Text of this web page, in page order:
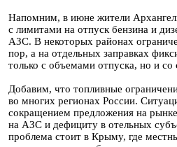
Напомним, в июне жители
с лимитами на отпуск бензина и
АЗС. В некоторых районах
пор, а на отдельных заправках
только с объемами отпуска, но и
Добавим, что топливные
во многих регионах России.
сокращением предложения на
на АЗС и дефициту в отельных
проблема стоит в Крыму, где